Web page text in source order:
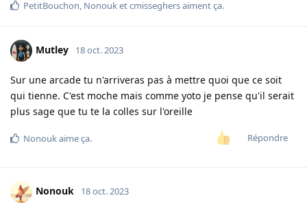
PetitBouchon, Nonouketcmisseghersaiment ça.
Mutley 18 oct. 2023
Sur une arcade tu n'arriveras pas à mettre quoi que ce soit
qui tienne. C'est moche mais comme yoto je pense qu'il serait
plus sage que tu te la colles sur l'oreille
Répondre
Nonoukaime ça.
Nonouk 18 oct. 2023